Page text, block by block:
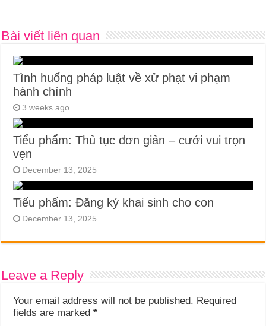
Bài viết liên quan
Tình huống pháp luật về xử phạt vi phạm
hành chính
3 weeks ago
Tiểu phẩm: Thủ tục đơn giản – cưới vui trọn
vẹn
December 13, 2025
Tiểu phẩm: Đăng ký khai sinh cho con
December 13, 2025
Leave a Reply
Your email address will not be published. Required
fields are marked*